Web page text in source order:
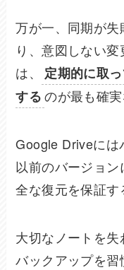
万が一、同期が
り、意図しない
は、
定期的に取
する のが最も確実
Google Driveには
以前のバージョ
全な復元を保証す
大切なノートを
バックアップを習